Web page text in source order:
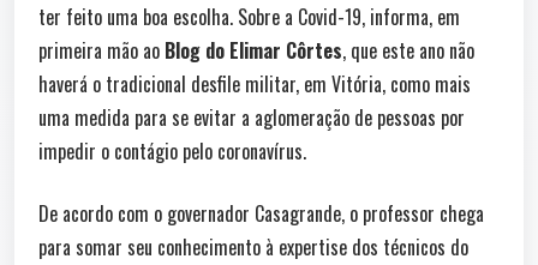
ter feito uma boa escolha. Sobre a Covid-19, informa, em
primeira mão ao Blog do Elimar Côrtes, que este ano não
haverá o tradicional desfile militar, em Vitória, como mais
uma medida para se evitar a aglomeração de pessoas por
impedir o contágio pelo coronavírus.
De acordo com o governador Casagrande, o professor chega
para somar seu conhecimento à expertise dos técnicos do